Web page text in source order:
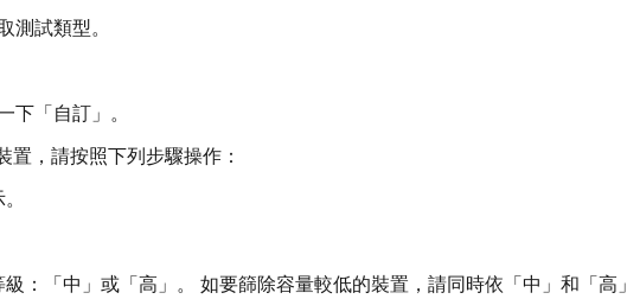
測試類型。
下「自訂」 。
，請按照下列步驟操作：
：「中」 或「高」 。 如要篩除容量較低的裝置，請同時依「中」和「高」